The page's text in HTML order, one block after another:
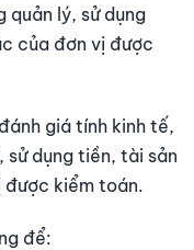
quản lý, sử dụng
của đơn vị được
giá tính kinh tế,
sử dụng tiền, tài sản
được kiểm toán.
để: